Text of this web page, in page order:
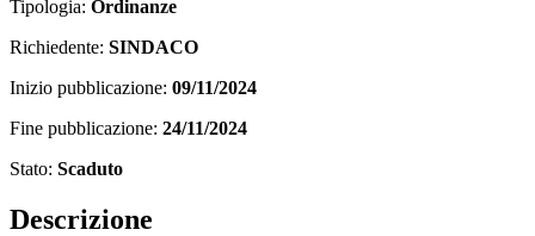
Tipologia: Ordinanze
Richiedente: SINDACO
Inizio pubblicazione: 09/11/2024
Fine pubblicazione: 24/11/2024
Stato: Scaduto
Descrizione